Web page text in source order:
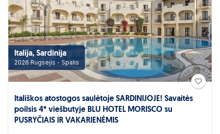
Italija, Sardinija
2026 Rugsėjis - Spalis
Itališkos atostogos saulėtoje SARDINIJOJE! Savaitės
poilsis 4* viešbutyje BLU HOTEL MORISCO su
PUSRYČIAIS IR VAKARIENĖMIS